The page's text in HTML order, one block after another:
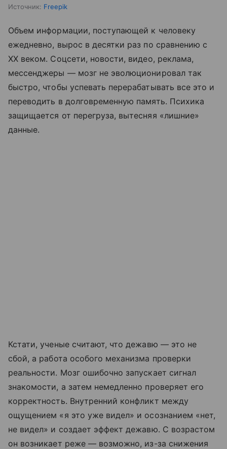
Источник: Freepik
Объем информации, поступающей к человеку
ежедневно, вырос в десятки раз по сравнению с
XX веком. Соцсети, новости, видео, реклама,
мессенджеры — мозг не эволюционировал так
быстро, чтобы успевать перерабатывать все это и
переводить в долговременную память. Психика
защищается от перегруза, вытесняя «лишние»
данные.
Кстати, ученые считают, что дежавю — это не
сбой, а работа особого механизма проверки
реальности. Мозг ошибочно запускает сигнал
знакомости, а затем немедленно проверяет его
корректность. Внутренний конфликт между
ощущением «я это уже видел» и осознанием «нет,
не видел» и создает эффект дежавю. С возрастом
он возникает реже — возможно, из-за снижения